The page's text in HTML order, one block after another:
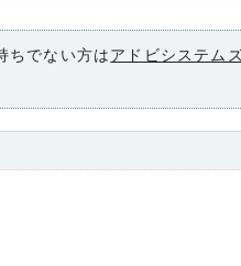
ちでない方はアドビシステム